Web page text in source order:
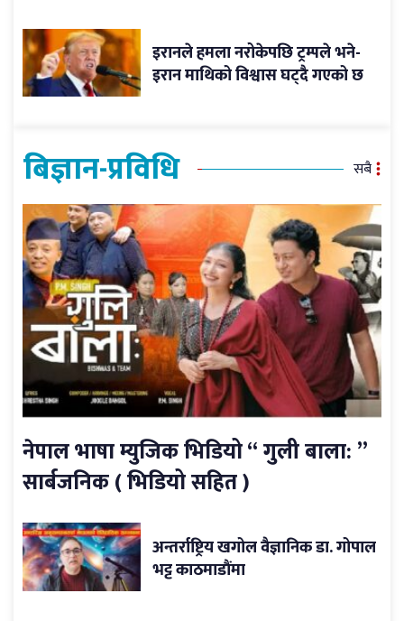
इरानले हमला नरोकेपछि ट्रम्पले भने-
इरान माथिको विश्वास घट्दै गएको छ
बिज्ञान-प्रविधि सबै
नेपाल भाषा म्युजिक भिडियो “ गुली बाला: ”
सार्बजनिक ( भिडियो सहित )
अन्तर्राष्ट्रिय खगोल वैज्ञानिक डा. गोपाल
भट्ट काठमाडौंमा